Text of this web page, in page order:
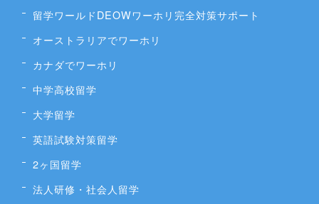
留学ワールドDEOWワーホリ完全対策サポート
オーストラリアでワーホリ
カナダでワーホリ
中学高校留学
大学留学
英語試験対策留学
2ヶ国留学
法人研修・社会人留学